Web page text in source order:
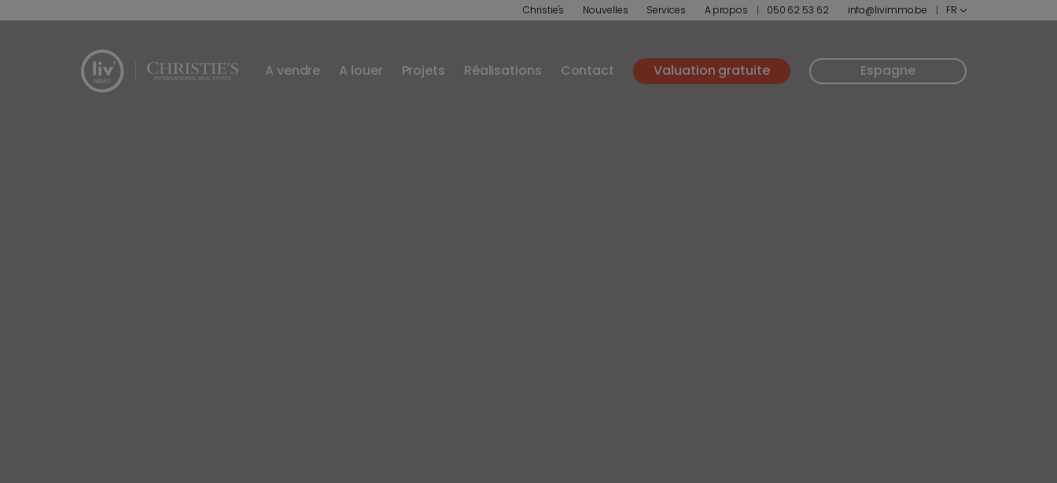
Christie's Nouvelles Services A propos 050 62 53 62 info@livimmo.be FR
A vendre A louer Projets Réalisations Contact Valuation gratuite Espagne